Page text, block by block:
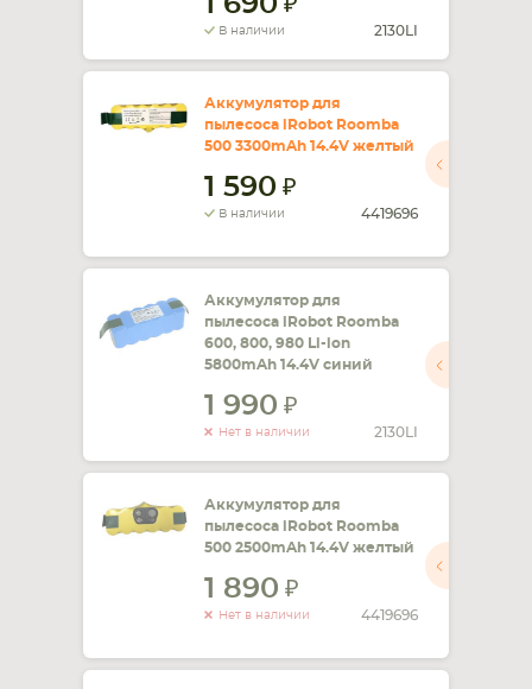
В наличии 2130LI
Аккумулятор для
пылесоса iRobot Roomba
500 3300mAh 14.4V желтый
1 590
В наличии 4419696
Аккумулятор для
пылесоса iRobot Roomba
600, 800, 980 Li-ion
5800mAh 14.4V синий
1 990
Нет в наличии 2130LI
Аккумулятор для
пылесоса iRobot Roomba
500 2500mAh 14.4V желтый
1 890
Нет в наличии 4419696